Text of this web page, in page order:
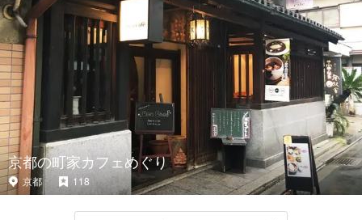
京都の町家カフェめぐり
京都 118